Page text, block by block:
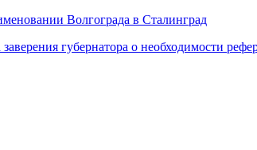
Волгограда в Сталинград
губернатора о необходимости